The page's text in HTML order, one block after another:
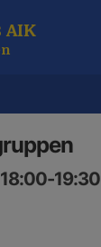
19:30